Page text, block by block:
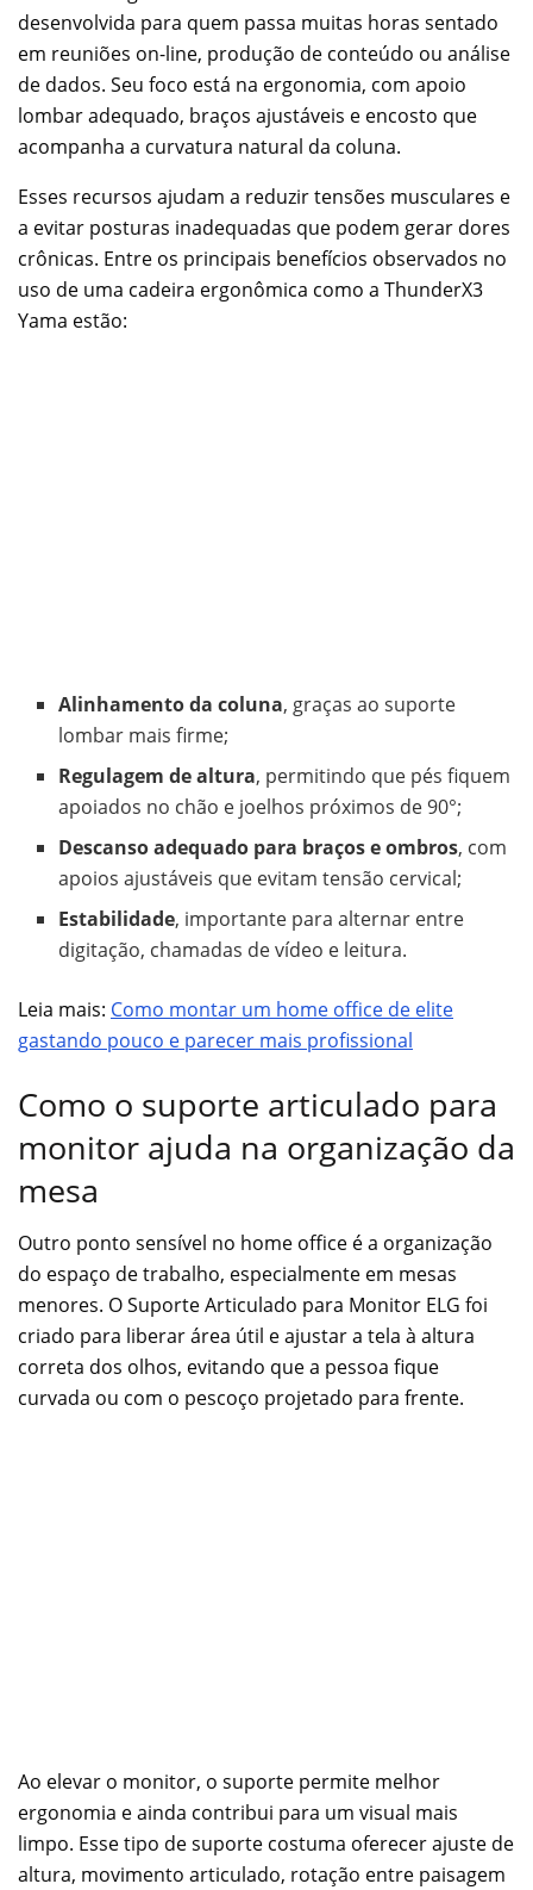
desenvolvida para quem passa muitas horas sentado
em reuniões on-line, produção de conteúdo ou análise
de dados. Seu foco está na ergonomia, com apoio
lombar adequado, braços ajustáveis e encosto que
acompanha a curvatura natural da coluna.
Esses recursos ajudam a reduzir tensões musculares e
a evitar posturas inadequadas que podem gerar dores
crônicas. Entre os principais benefícios observados no
uso de uma cadeira ergonômica como a ThunderX3
Yama estão:
Alinhamento da coluna, graças ao suporte
lombar mais firme;
Regulagem de altura, permitindo que pés fiquem
apoiados no chão e joelhos próximos de 90°;
Descanso adequado para braços e ombros, com
apoios ajustáveis que evitam tensão cervical;
Estabilidade, importante para alternar entre
digitação, chamadas de vídeo e leitura.
Leia mais: Como montar um home office de elite
gastando pouco e parecer mais profissional
Como o suporte articulado para
monitor ajuda na organização da
mesa
Outro ponto sensível no home office é a organização
do espaço de trabalho, especialmente em mesas
menores. O Suporte Articulado para Monitor ELG foi
criado para liberar área útil e ajustar a tela à altura
correta dos olhos, evitando que a pessoa fique
curvada ou com o pescoço projetado para frente.
Ao elevar o monitor, o suporte permite melhor
ergonomia e ainda contribui para um visual mais
limpo. Esse tipo de suporte costuma oferecer ajuste de
altura, movimento articulado, rotação entre paisagem